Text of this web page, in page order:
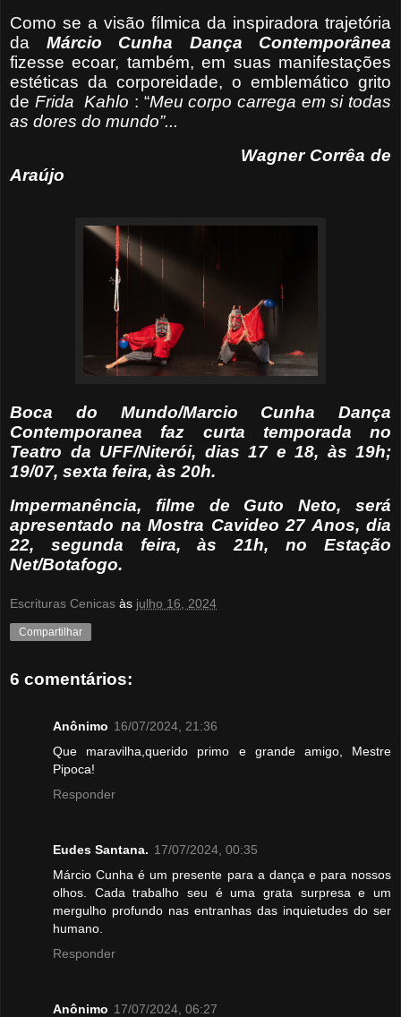
Como se a visão fílmica da inspiradora trajetória
da Márcio Cunha Dança Contemporânea
fizesse ecoar, também, em suas manifestações
estéticas da corporeidade, o emblemático grito
de Frida Kahlo : “Meu corpo carrega em si todas
as dores do mundo”...
Wagner Corrêa de
Araújo
Boca do Mundo/Marcio Cunha Dança
Contemporanea faz curta temporada no
Teatro da UFF/Niterói, dias 17 e 18, às 19h;
19/07, sexta feira, às 20h.
Impermanência, filme de Guto Neto, será
apresentado na Mostra Cavideo 27 Anos, dia
22, segunda feira, às 21h, no Estação
Net/Botafogo.
Escrituras Cenicas às julho 16, 2024
Compartilhar
6 comentários:
Anônimo 16/07/2024, 21:36
Que maravilha,querido primo e grande amigo, Mestre
Pipoca!
Responder
Eudes Santana. 17/07/2024, 00:35
Márcio Cunha é um presente para a dança e para nossos
olhos. Cada trabalho seu é uma grata surpresa e um
mergulho profundo nas entranhas das inquietudes do ser
humano.
Responder
Anônimo 17/07/2024, 06:27